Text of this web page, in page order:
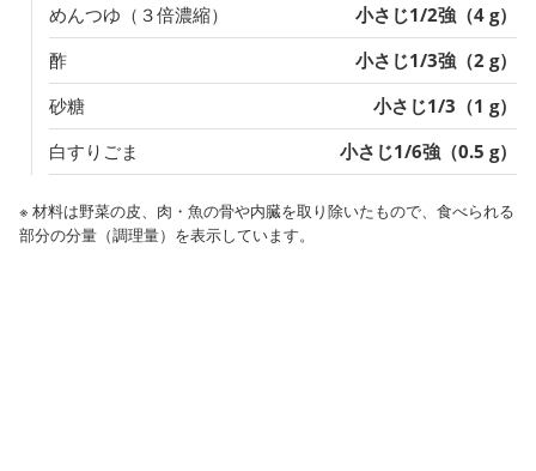
めんつゆ（３倍濃縮）
小さじ1/2強（4 g）
酢
小さじ1/3強（2 g）
砂糖
小さじ1/3（1 g）
白すりごま
小さじ1/6強（0.5 g）
※ 材料は野菜の皮、肉・魚の骨や内臓を取り除いたもので、食べられる
部分の分量（調理量）を表示しています。